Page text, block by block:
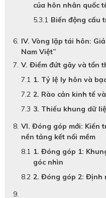
của hôn nhân quốc
Biến động cấu
IV. Vòng lặp tái hôn:
Nam Việt”
V. Điểm đứt gãy và tổn
1. Tỷ lệ ly hôn và
2. Rào cản kinh tế
3. Thiếu khung dữ
VI. Đóng góp mới: Kiến
nền tảng kết nối mềm
1. Đóng góp 1:
góc nhìn
2. Đóng góp 2: Định